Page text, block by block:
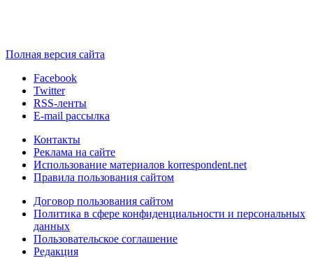
Полная версия сайта
Facebook
Twitter
RSS-ленты
E-mail рассылка
Контакты
Реклама на сайте
Использование материалов korrespondent.net
Правила пользования сайтом
Договор пользования сайтом
Политика в сфере конфиденциальности и персональных
данных
Пользовательское соглашение
Редакция